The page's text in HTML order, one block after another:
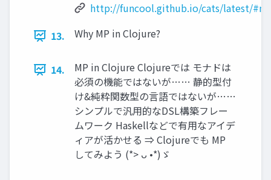
http://funcool.github.io/cats/latest/
13.
Why MP in Clojure?
14.
MP in Clojure Clojureでは モナドは
必須の機能ではないが…… 静的型付
け&純粋関数型の⾔語ではないが……
シンプルで汎⽤的なDSL構築フレー
ムワーク Haskellなどで有⽤なアイデ
ィアが活かせる ⇒ Clojureでも MP
してみよう (*> ᴗ •*)ゞ